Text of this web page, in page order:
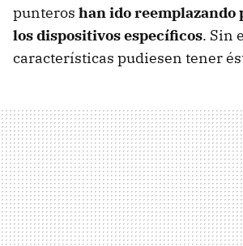
punteros han ido reemplazando
los dispositivos específicos. Sin
características pudiesen tener